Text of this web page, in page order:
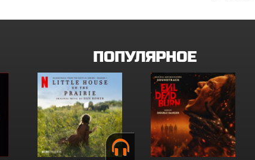
ПОПУЛЯРНОЕ